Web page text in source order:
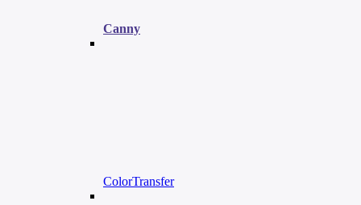
Canny
ColorTransfer